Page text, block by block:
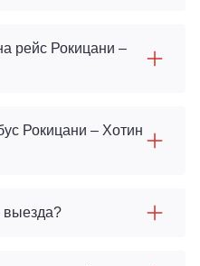
рейс Рокицани –
Рокицани – Хотин
выезда?